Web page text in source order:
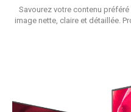
Savourez votre contenu
image nette, claire et détaillée.